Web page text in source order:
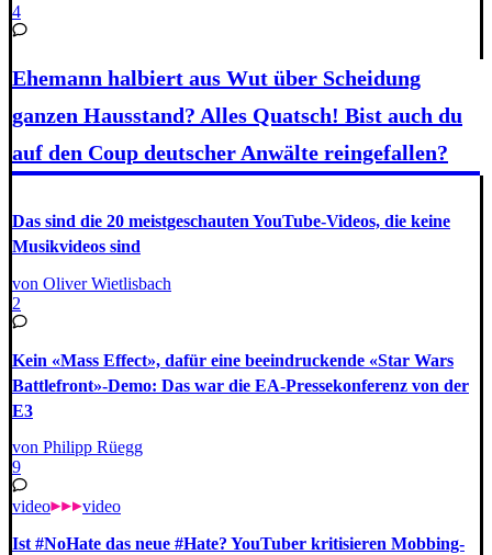
4
Ehemann halbiert aus Wut über Scheidung
ganzen Hausstand? Alles Quatsch! Bist auch du
auf den Coup deutscher Anwälte reingefallen?
Das sind die 20 meistgeschauten YouTube-Videos, die keine
Musikvideos sind
von Oliver Wietlisbach
2
Kein «Mass Effect», dafür eine beeindruckende «Star Wars
Battlefront»-Demo: Das war die EA-Pressekonferenz von der
E3
von Philipp Rüegg
9
video video
Ist #NoHate das neue #Hate? YouTuber kritisieren Mobbing-